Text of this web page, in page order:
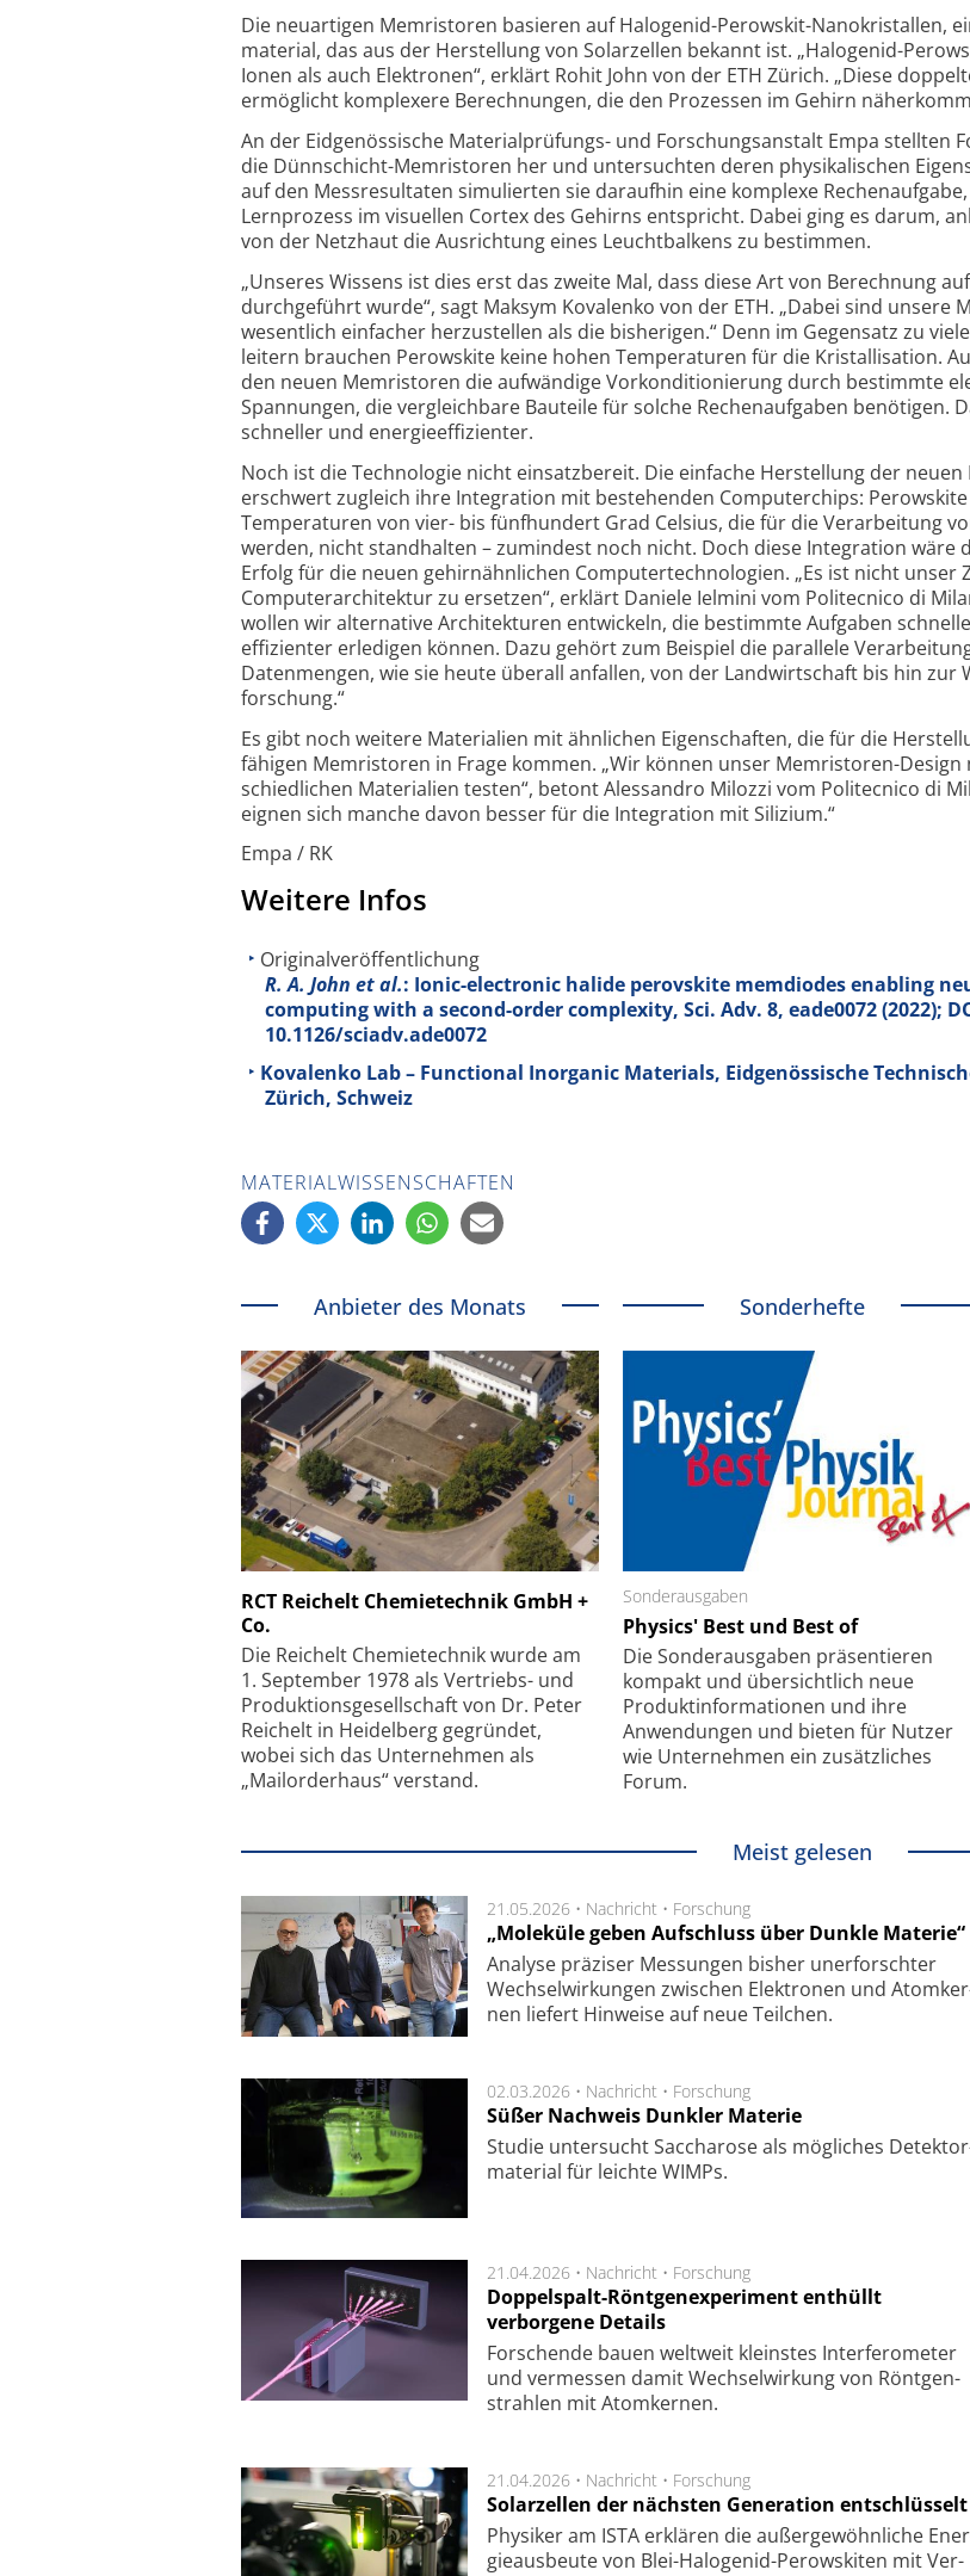
Die neuartigen Memristoren basieren auf Halogenid-Perowskit-Nano­kristallen,
material, das aus der Herstellung von Solar­zellen bekannt ist. „Halogenid-
Ionen als auch Elektronen“, erklärt Rohit John von der ETH Zürich. „Diese
ermöglicht komplexere Berechnungen, die den Prozessen im Gehirn
An der Eidgenössische Material­prüfungs- und Forschungs­anstalt Empa stellten
die Dünnschicht-Memristoren her und unter­suchten deren physi­ka­lischen
auf den Mess­resultaten simulierten sie daraufhin eine komplexe
Lernprozess im visuellen Cortex des Gehirns entspricht. Dabei ging es darum,
von der Netzhaut die Ausrichtung eines Leucht­balkens zu bestimmen.
„Unseres Wissens ist dies erst das zweite Mal, dass diese Art von Berechnung
durch­geführt wurde“, sagt Maksym Kovalenko von der ETH. „Dabei sind unsere
wesentlich einfacher herzu­stellen als die bisherigen.“ Denn im Gegensatz zu
leitern brauchen Perowskite keine hohen Temperaturen für die Kristal­li­sation.
den neuen Memristoren die auf­wändige Vorkondi­tio­nierung durch bestimmte
Spannungen, die vergleich­bare Bauteile für solche Rechen­aufgaben benötigen.
schneller und energie­effizienter.
Noch ist die Technologie nicht einsatz­bereit. Die einfache Herstellung der
erschwert zugleich ihre Integration mit bestehenden Computerchips:
Temperaturen von vier- bis fünfhundert Grad Celsius, die für die Verarbeitung
werden, nicht standhalten – zumindest noch nicht. Doch diese Integration wäre
Erfolg für die neuen gehirnähnlichen Computer­techno­logien. „Es ist nicht unser
Computer­architektur zu ersetzen“, erklärt Daniele Ielmini vom Politecnico di
wollen wir alternative Architek­turen entwickeln, die bestimmte Aufgaben
effizienter erledigen können. Dazu gehört zum Beispiel die parallele
Datenmengen, wie sie heute überall anfallen, von der Land­wirt­schaft bis hin
forschung.“
Es gibt noch weitere Materialien mit ähnlichen Eigen­schaften, die für die
fähigen Memristoren in Frage kommen. „Wir können unser Memristoren-
schied­lichen Materialien testen“, betont Alessandro Milozzi vom Politecnico di
eignen sich manche davon besser für die Integration mit Silizium.“
Empa / RK
Weitere Infos
Originalveröffentlichung
R. A. John et al.: Ionic-electronic halide perovskite memdiodes enabling
computing with a second-order complexity, Sci. Adv. 8, eade0072 (2022);
10.1126/sciadv.ade0072
Kovalenko Lab – Functional Inorganic Materials, Eidgenössische
Zürich, Schweiz
MATERIALWISSENSCHAFTEN
Anbieter des Monats
RCT Reichelt Chemietechnik GmbH +
Co.
Die Reichelt Chemietechnik wurde am
1. September 1978 als Vertriebs- und
Produktionsgesellschaft von Dr. Peter
Reichelt in Heidelberg gegründet,
wobei sich das Unternehmen als
„Mailorderhaus“ verstand.
Sonderhefte
Sonderausgaben
Physics' Best und Best of
Die Sonder­ausgaben präsentieren
kompakt und übersichtlich neue
Produkt­informationen und ihre
Anwendungen und bieten für Nutzer
wie Unternehmen ein zusätzliches
Forum.
Schäfter + Kirchhoff GmbH
Feinfokussierungsmechanismus
Elektronenmikroskopie auf
kleinstem Raum
Meist gelesen
21.05.2026 • Nachricht • Forschung
„Moleküle geben Aufschluss über Dunkle Materie“
Analyse prä­zi­ser Mes­sung­en bis­her un­er­for­schter
Wech­sel­wir­kung­en zwi­schen Elek­tro­nen und
nen lie­fert Hin­wei­se auf neue Teil­chen.
02.03.2026 • Nachricht • Forschung
Süßer Nachweis Dunkler Materie
Studie unter­sucht Saccha­ro­se als mög­li­ches
ma­te­rial für leich­te WIMPs.
21.04.2026 • Nachricht • Forschung
Doppelspalt-Röntgenexperiment enthüllt
verborgene Details
For­schen­de bau­en welt­weit kleins­tes In­ter­fe­ro­me­ter
und ver­mes­sen da­mit Wech­sel­wir­kung von Rönt­gen­
strah­len mit Atom­ker­nen.
21.04.2026 • Nachricht • Forschung
Solarzellen der nächsten Generation entschlüsselt
Physiker am ISTA er­klä­ren die außer­ge­wöhn­li­che
gie­aus­beu­te von Blei-Halo­ge­nid-Perows­ki­ten mit Ver­